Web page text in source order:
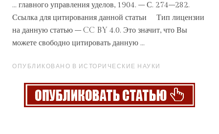
... главного управления уделов, 1904. – С. 274–282.
Ссылка для цитирования данной статьи Тип лицензии
на данную статью – CC BY 4.0. Это значит, что Вы
можете свободно цитировать данную ...
ОПУБЛИКОВАНО В ИСТОРИЧЕСКИЕ НАУКИ